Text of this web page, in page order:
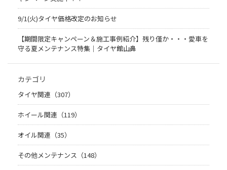
9/1(火)タイヤ価格改定のお知らせ
【期間限定キャンペーン＆施工事例紹介】残り僅か・・・愛車を
守る夏メンテナンス特集｜タイヤ館山鼻
カテゴリ
タイヤ関連（307）
ホイール関連（119）
オイル関連（35）
その他メンテナンス（148）